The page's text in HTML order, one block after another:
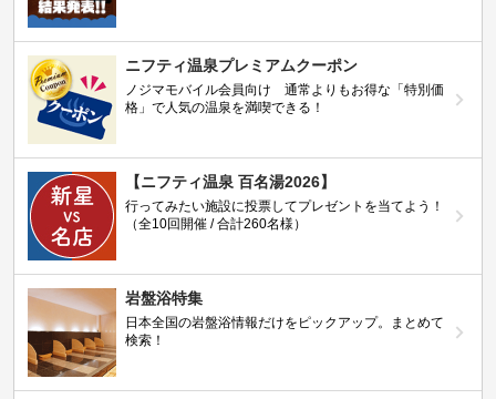
ニフティ温泉プレミアムクーポン
ノジマモバイル会員向け 通常よりもお得な「特別価
格」で人気の温泉を満喫できる！
【ニフティ温泉 百名湯2026】
行ってみたい施設に投票してプレゼントを当てよう！
（全10回開催 / 合計260名様）
岩盤浴特集
日本全国の岩盤浴情報だけをピックアップ。まとめて
検索！